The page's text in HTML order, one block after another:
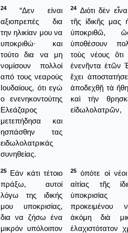
24
“Δεν είναι
αξιοπρεπές δια
την ηλικίαν μου να
υποκριθώ· και
τούτο δια να μη
νομίσουν πολλοί
από τους νεαρούς
Ιουδαίους, ότι εγώ
ο ενενηκοντούτης
Ελεάζαρος
μετεπήδησα και
ησπάσθην τας
ειδωλολατρικάς
συνηθείας.
24 Διότι δὲν
τῆς ἰδικῆς μας
ὑποκριθῶ,
ὑποθέσουν
τοὺς νέους ὅτι
ἐνενῆντα ἐτῶν
ἔχει
ἀποδεχθῇ τὰ
καὶ τὴν
εἰδωλολατρῶν,
25
Εάν κάτι τέτοιο
πράξω, αυτοί
λόγω της ιδικής
μου υποκρισίας,
δια να ζήσω ένα
μικρόν υπόλοιπον
25
ὁπότε οἰ
αἰτίας τῆς
ἀκόμη διὰ
ἐλαχιστότατον